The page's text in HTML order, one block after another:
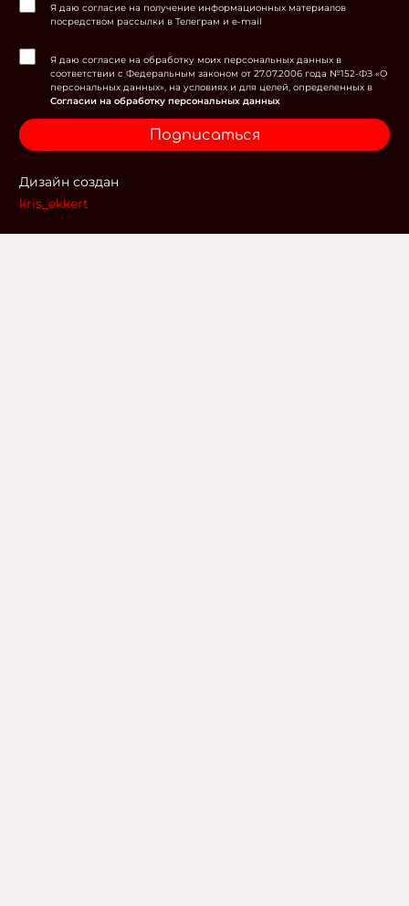
Я даю согласие на получение информационных материалов
посредством рассылки в Телеграм и e-mail
Я даю согласие на обработку моих персональных данных в
соответствии с Федеральным законом от 27.07.2006 года №152-ФЗ «О
персональных данных», на условиях и для целей, определенных в
Согласии на обработку персональных данных
Подписаться
Дизайн создан
kris_ekkert